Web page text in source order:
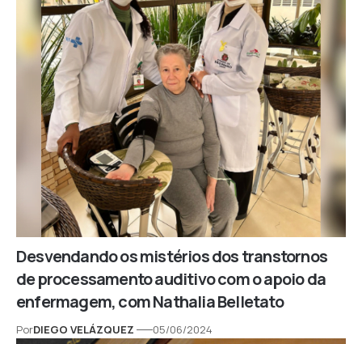
Desvendando os mistérios dos transtornos
de processamento auditivo com o apoio da
enfermagem, com Nathalia Belletato
PorDIEGO VELÁZQUEZ 05/06/2024